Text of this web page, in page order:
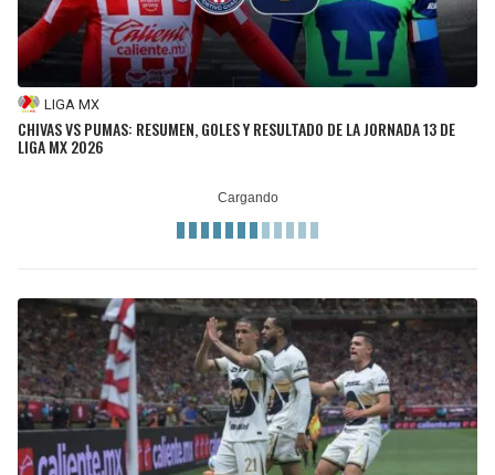
LIGA MX
CHIVAS VS PUMAS: RESUMEN, GOLES Y RESULTADO DE LA JORNADA 13 DE
LIGA MX 2026